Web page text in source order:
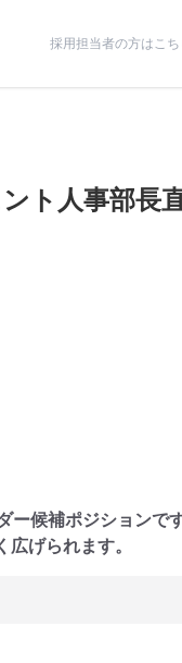
採用担当者の方はこち
ト人事部長
候補ポジションで
げられます。